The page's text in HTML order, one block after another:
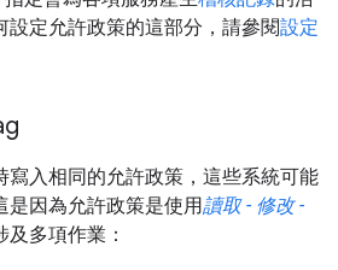
設定允許政策的這部分，請參閱設定
寫入相同的允許政策，這些系統可能
是因為允許政策是使用讀取 - 修改 -
多項作業：